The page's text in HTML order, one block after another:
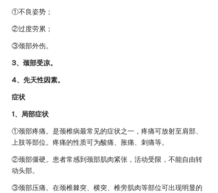
①不良姿势；
②过度劳累；
③颈部外伤。
3、颈部受凉。
4、先天性因素。
症状
1、局部症状
①颈部疼痛。是颈椎病最常见的症状之一，疼痛可放射至肩部、
上肢等部位。疼痛的性质可为酸痛、胀痛、刺痛等。
②颈部僵硬。患者常感到颈部肌肉紧张，活动受限，不能自由转
动头部。
③颈部压痛。在颈椎棘突、横突、椎旁肌肉等部位可出现明显的